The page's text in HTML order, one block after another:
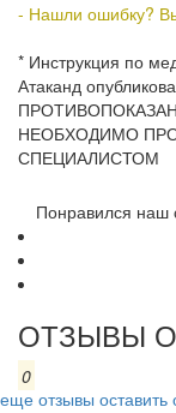
- Нашли ошибку?
* Инструкция по
Атаканд
НЕОБХОДИМО
СПЕЦИАЛИСТОМ
Понравился наш
ОТЗЫВЫ О
0
еще отзывы оставить